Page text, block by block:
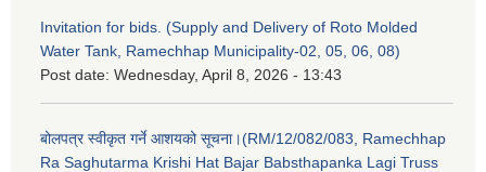
Invitation for bids. (Supply and Delivery of Roto Molded
Water Tank, Ramechhap Municipality-02, 05, 06, 08)
Post date: Wednesday, April 8, 2026 - 13:43
बोलपत्र स्वीकृत गर्ने आशयको सूचना।(RM/12/082/083, Ramechhap
Ra Saghutarma Krishi Hat Bajar Babsthapanka Lagi Truss